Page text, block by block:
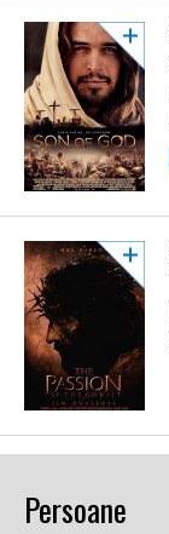
Persoane